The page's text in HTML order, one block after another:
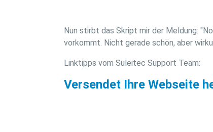
Nun stirbt das Skript mir der Meldung:
vorkommt. Nicht gerade schön, aber
Linktipps vom Suleitec Support Team:
Versendet Ihre Webseite